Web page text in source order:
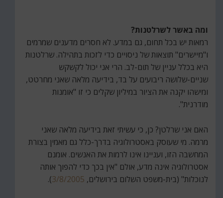
ומה באשר לשרלטנות?
רמאות יש בכל תחום, גם במדע. לא חסרים מדענים שמרמים
ו"מיישרים" תוצאות של ניסויים כדי לזכות בתהילה. שרלטנות
היא בכלל עניין של תום-לב. הרי אני יכול לקשקש
שניים-שלושה ריבועים על בד, בידיעה מלאה שאני מחרטט,
ומישהו יקנה את הציור במיליון שקלים כי זו "אומנות
מודרנית".
האם אני שרלטן? כן, כי עשיתי זאת בידיעה מלאה שאני
מרמה. מי שעוסק באסטרולוגיה בדרך-כלל גם מאמין בצורת
המחשבה הזו, ועניינו אינו לרמות את האנשים. אומנם
אסטרולוגיה אינה מדע, אולם "אין בכך כדי להפוך אותה
לנוכלות" (בית-משפט השלום בירושלים, 3/8/2005
).